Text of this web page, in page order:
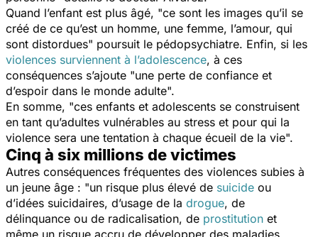
Quand l’enfant est plus âgé, "ce sont les images qu’il se
créé de ce qu’est un homme, une femme, l’amour, qui
sont distordues" poursuit le pédopsychiatre. Enfin, si les
violences surviennent à l’adolescence, à ces
conséquences s’ajoute "une perte de confiance et
d’espoir dans le monde adulte".
En somme, "ces enfants et adolescents se construisent
en tant qu’adultes vulnérables au stress et pour qui la
violence sera une tentation à chaque écueil de la vie".
Cinq à six millions de victimes
Autres conséquences fréquentes des violences subies à
un jeune âge : "un risque plus élevé de suicide ou
d’idées suicidaires, d’usage de la drogue, de
délinquance ou de radicalisation, de prostitution et
même un risque accru de développer des maladies